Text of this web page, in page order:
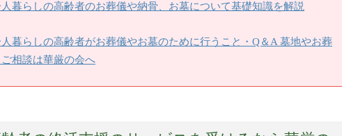
人暮らしの高齢者のお葬儀や納骨、お墓について基礎知識を解説
人暮らしの高齢者がお葬儀やお墓のために行うこと・Q＆A 墓地やお葬
相談は華厳の会へ